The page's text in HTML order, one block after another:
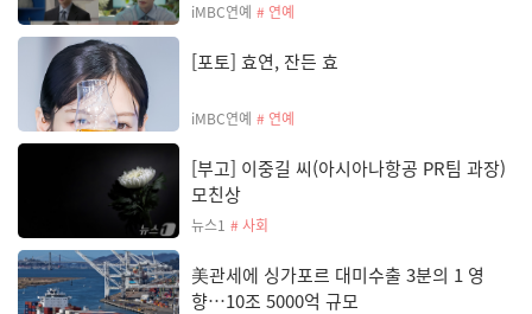
iMBC연예 # 연예
[포토] 효연, 잔든 효
iMBC연예 # 연예
[부고] 이중길 씨(아시아나항공 PR팀 과장)
모친상
뉴스1 # 사회
美관세에 싱가포르 대미수출 3분의 1 영
향…10조 5000억 규모